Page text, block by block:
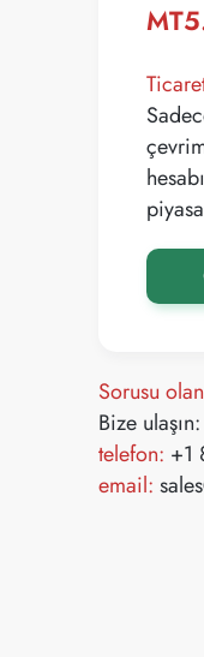
Sorusu
Bize ulaşın:
telefon: +1
email: